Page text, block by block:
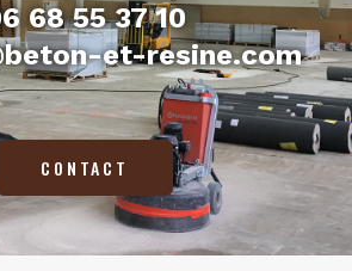
68 55 37 10
et-resine.com
CONTACT